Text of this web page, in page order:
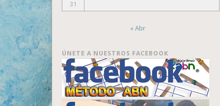
31
« Abr
ÚNETE A NUESTROS FACEBOOK